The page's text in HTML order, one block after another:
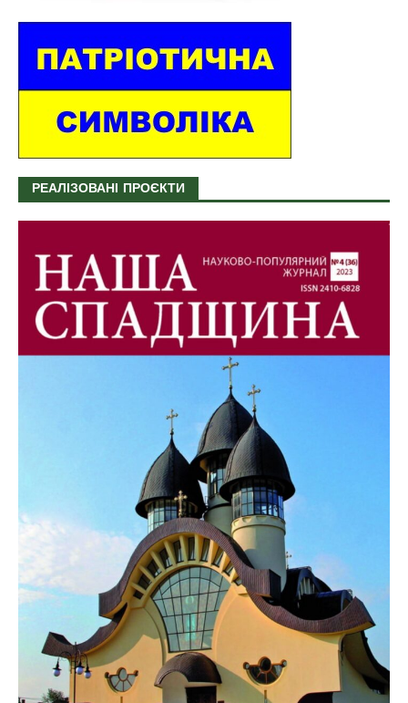
РЕАЛІЗОВАНІ ПРОЄКТИ